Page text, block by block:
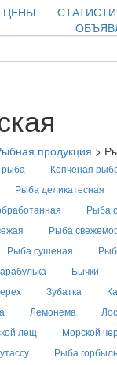
ЦЕНЫ
продукция >
Копченая
Рыба деликатесная
Рыба
Рыба
Рыба сушеная
Бычки
Зубатка
Лемонема
лещ
Морской
Рыба горбыль